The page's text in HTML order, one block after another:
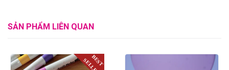
SẢN PHẨM LIÊN QUAN
BEST
SELLER